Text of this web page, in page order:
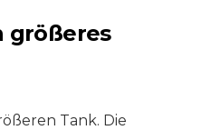
größeres
Tank. Die